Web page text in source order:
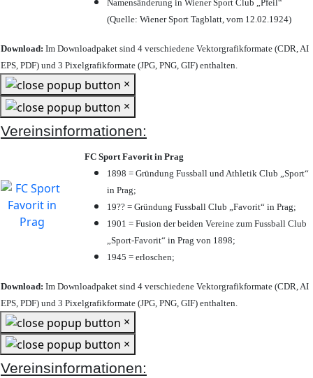
Namensänderung in Wiener Sport Club „Pfeil“
(Quelle: Wiener Sport Tagblatt, vom 12.02.1924)
Download: Im Downloadpaket sind 4 verschiedene Vektorgrafikformate (CDR, AI
EPS, PDF) und 3 Pixelgrafikformate (JPG, PNG, GIF) enthalten.
×
×
Vereinsinformationen:
FC Sport Favorit in Prag
1898 = Gründung Fussball und Athletik Club „Sport“
in Prag;
19?? = Gründung Fussball Club „Favorit“ in Prag;
1901 = Fusion der beiden Vereine zum Fussball Club
„Sport-Favorit“ in Prag von 1898;
1945 = erloschen;
Download: Im Downloadpaket sind 4 verschiedene Vektorgrafikformate (CDR, AI
EPS, PDF) und 3 Pixelgrafikformate (JPG, PNG, GIF) enthalten.
×
×
Vereinsinformationen: